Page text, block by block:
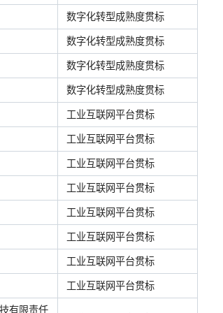
数字化转型成熟度贯标
数字化转型成熟度贯标
数字化转型成熟度贯标
数字化转型成熟度贯标
工业互联网平台贯标
工业互联网平台贯标
工业互联网平台贯标
工业互联网平台贯标
工业互联网平台贯标
工业互联网平台贯标
工业互联网平台贯标
工业互联网平台贯标
有限责任